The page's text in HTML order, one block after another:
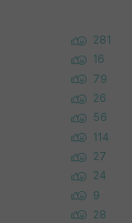
281
16
79
26
56
114
27
24
9
28